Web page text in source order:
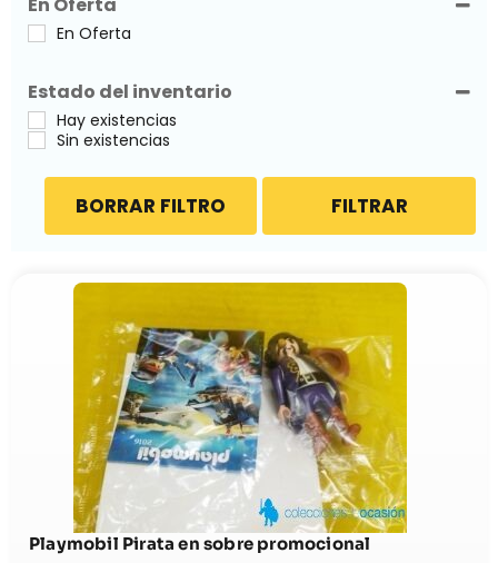
En Oferta
En Oferta
Estado del inventario
Hay existencias
Sin existencias
FILTRAR
BORRAR FILTRO
Playmobil Pirata en sobre promocional